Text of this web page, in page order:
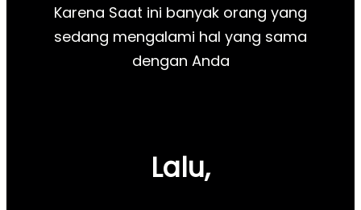
Karena Saat ini banyak orang yang
sedang mengalami hal yang sama
dengan Anda
Lalu,